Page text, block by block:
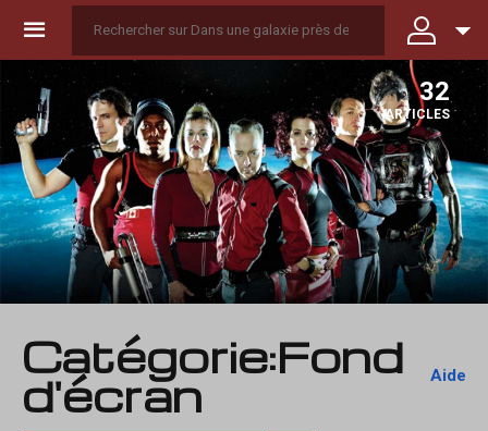
☰
32
ARTICLES
Catégorie:Fond
d'écran Aide